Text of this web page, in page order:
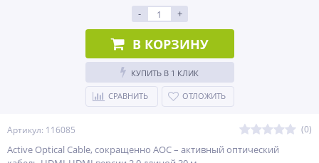
Артикул: 116085 (0)
Active Optical Cable, сокращенно AOC – активный оптический
- +
В КОРЗИНУ
КУПИТЬ В 1 КЛИК
СРАВНИТЬ ОТЛОЖИТЬ